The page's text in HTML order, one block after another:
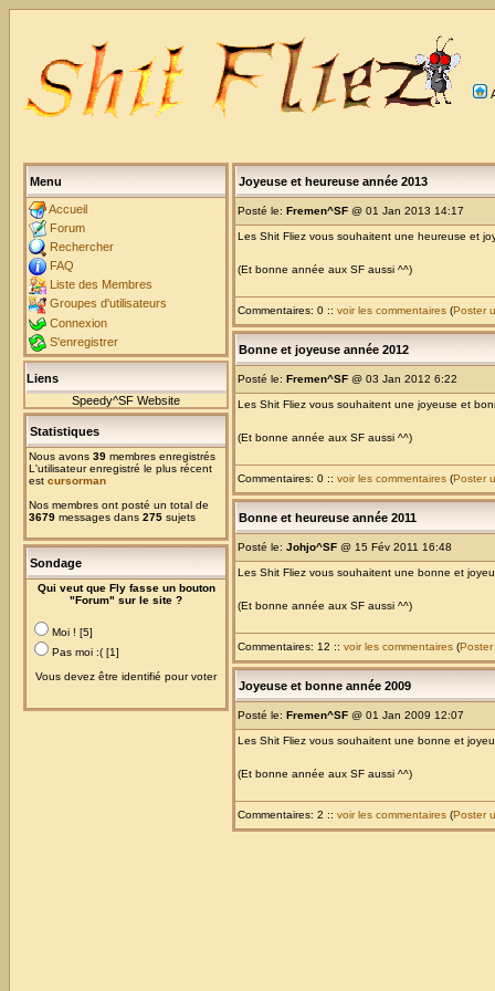
Menu
Accueil
Forum
Rechercher
FAQ
Liste des Membres
Groupes d'utilisateurs
Connexion
S'enregistrer
Liens
Speedy^SF Website
Statistiques
Nous avons 39 membres enregistrés
L'utilisateur enregistré le plus récent
est cursorman
Nos membres ont posté un total de
3679 messages dans 275 sujets
Sondage
Qui veut que Fly fasse un bouton
"Forum" sur le site ?
Moi ! [5]
Pas moi :( [1]
Vous devez être identifié pour voter
Joyeuse et heureuse année 2013
Posté le: Fremen^SF @ 01 Jan 2013 14:17
Les Shit Fliez vous souhaitent une heureuse et
(Et bonne année aux SF aussi ^^)
Commentaires: 0 :: voir les commentaires (Poster
Bonne et joyeuse année 2012
Posté le: Fremen^SF @ 03 Jan 2012 6:22
Les Shit Fliez vous souhaitent une joyeuse et
(Et bonne année aux SF aussi ^^)
Commentaires: 0 :: voir les commentaires (Poster
Bonne et heureuse année 2011
Posté le: Johjo^SF @ 15 Fév 2011 16:48
Les Shit Fliez vous souhaitent une bonne et
(Et bonne année aux SF aussi ^^)
Commentaires: 12 :: voir les commentaires (Poster
Joyeuse et bonne année 2009
Posté le: Fremen^SF @ 01 Jan 2009 12:07
Les Shit Fliez vous souhaitent une bonne et
(Et bonne année aux SF aussi ^^)
Commentaires: 2 :: voir les commentaires (Poster